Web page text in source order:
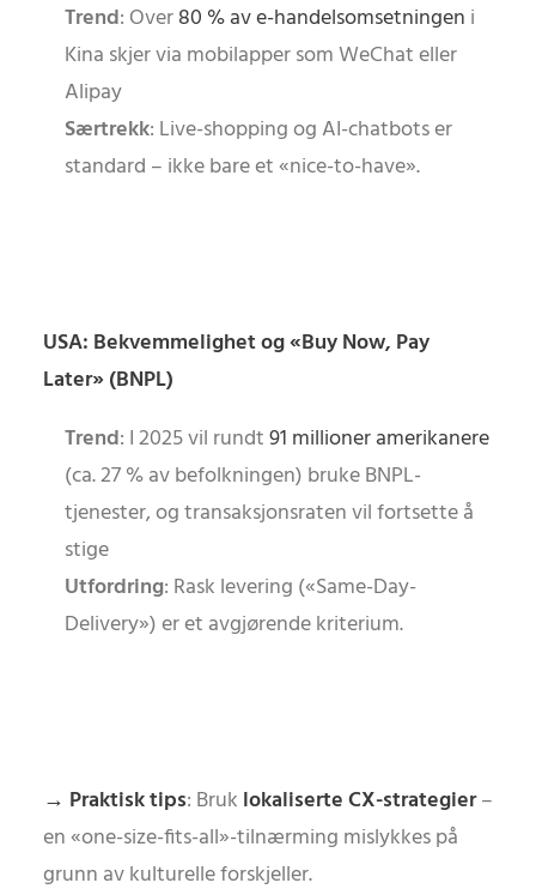
Trend: Over80 % av e-handelsomsetningen i
Kina skjer via mobilapper som WeChat eller
Alipay
Særtrekk: Live-shopping og AI-chatbots er
standard – ikke bare et «nice-to-have».
USA: Bekvemmelighet og «Buy Now, Pay
Later» (BNPL)
Trend: I 2025 vil rundt91 millioner amerikanere
(ca. 27 % av befolkningen) bruke BNPL-
tjenester, og transaksjonsraten vil fortsette å
stige
Utfordring: Rask levering («Same-Day-
Delivery») er et avgjørende kriterium.
→ Praktisk tips: Bruk lokaliserte CX-strategier–
en «one-size-fits-all»-tilnærming mislykkes på
grunn av kulturelle forskjeller.